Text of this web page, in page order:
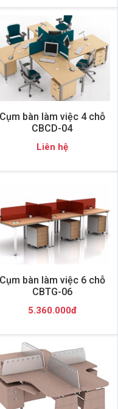
Cụm bàn làm việc 4 chỗ
CBCD-04
Liên hệ
Cụm bàn làm việc 6 chỗ
CBTG-06
5.360.000đ